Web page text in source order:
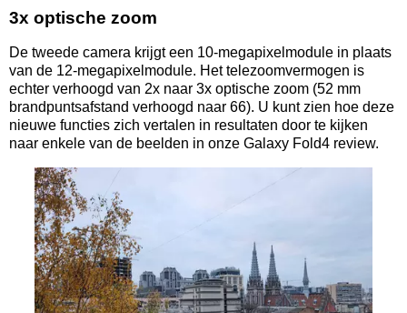
3x optische zoom
De tweede camera krijgt een 10-megapixelmodule in plaats
van de 12-megapixelmodule. Het telezoomvermogen is
echter verhoogd van 2x naar 3x optische zoom (52 mm
brandpuntsafstand verhoogd naar 66). U kunt zien hoe deze
nieuwe functies zich vertalen in resultaten door te kijken
naar enkele van de beelden in onze Galaxy Fold4 review.